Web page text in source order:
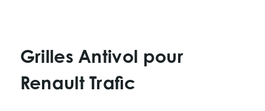
Grilles Antivol pour
Renault Trafic